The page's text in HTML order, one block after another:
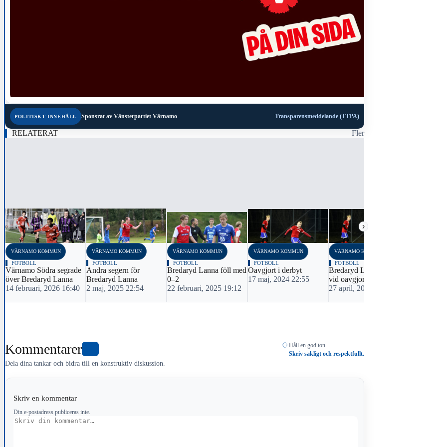
POLITISKT INNEHÅLL Sponsrat av Vänsterpartiet Värnamo Transparensmeddelande (TTPA)
RELATERAT Fler
‹ ›
VÄRNAMO KOMMUN
FOTBOLL
Värnamo Södra segrade
över Bredaryd Lanna
14 februari, 2026 16:40
VÄRNAMO KOMMUN
FOTBOLL
Andra segern för
Bredaryd Lanna
2 maj, 2025 22:54
VÄRNAMO KOMMUN
FOTBOLL
Bredaryd Lanna föll med
0–2
22 februari, 2025 19:12
VÄRNAMO KOMMUN
FOTBOLL
Oavgjort i derbyt
17 maj, 2024 22:55
VÄRNAMO KOMMUN
FOTBOLL
Bredaryd Lanna stannar
vid oavgjort
27 april, 2024 17:20
Kommentarer
Dela dina tankar och bidra till en konstruktiv diskussion.
♢ Håll en god ton.
Skriv sakligt och respektfullt.
Skriv en kommentar
Din e-postadress publiceras inte.
Kommentar